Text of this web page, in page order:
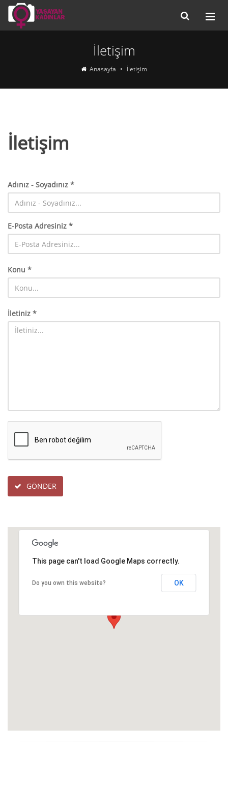
İletişim
Anasayfa İletişim
İletişim
Adınız - Soyadınız *
E-Posta Adresiniz *
Konu *
İletiniz *
GÖNDER
This page can't load Google Maps correctly.
Do you own this website? OK